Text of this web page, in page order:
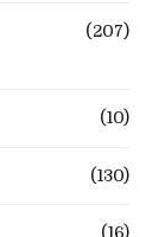
(207)
(10)
(130)
(16)